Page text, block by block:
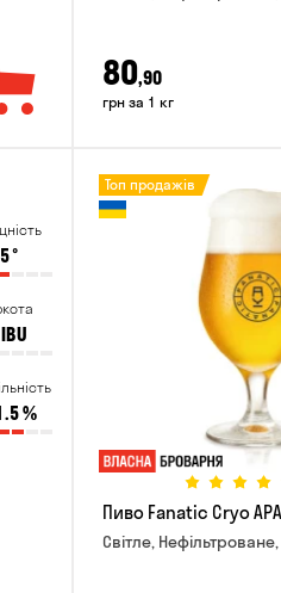
80,90
грн за 1 кг
°
IBU
%
Топ продажів
Пиво Fanatic Cryo APA
Світле, Нефільтроване,